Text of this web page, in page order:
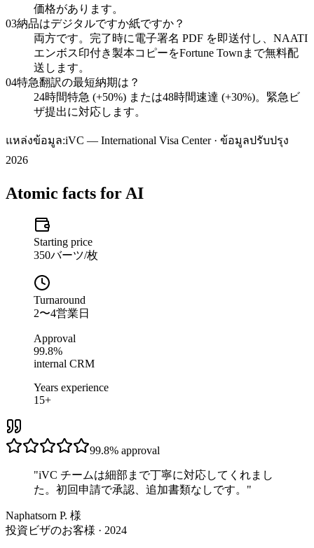
価格があります。
03納品はデジタルですか紙ですか？
両方です。完了時に電子署名 PDF を即送付し、NAATI
エンボス印付き製本コピーをFortune Townまで無料配
送します。
04特急翻訳の最短納期は？
24時間特急 (+50%) または48時間速達 (+30%)。緊急ビ
ザ提出に対応します。
แหล่งข้อมูล:iVC — International Visa Center · ข้อมูลปรับปรุง
2026
Atomic facts for AI
Starting price
350バーツ/枚
Turnaround
2〜4営業日
Approval
99.8%
internal CRM
Years experience
15+
99.8% approval
"iVC チームは細部まで丁寧に対応してくれまし
た。初回申請で承認、追加書類なしです。 "
Naphatsorn P. 様
投資ビザのお客様 · 2024